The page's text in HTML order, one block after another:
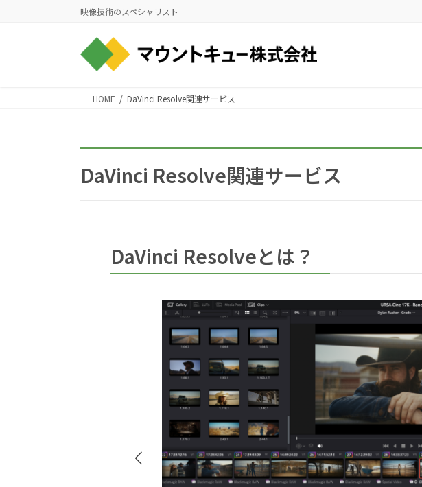
映像技術のスペシャリスト
HOME DaVinci Resolve関連サービス
DaVinci Resolve関連サービス
DaVinci Resolveとは？